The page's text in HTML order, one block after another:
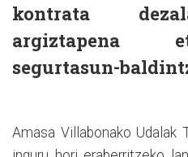
kontrata
argiztapena
segurtasun-
Amasa Villabonako Udalak